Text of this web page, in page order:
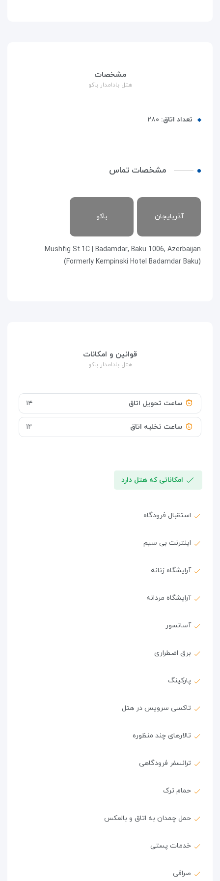
مشخصات
هتل بادامدار باکو
تعداد اتاق: ۲۸۰
مشخصات تماس
آذربایجان باکو
Mushfig St.1C | Badamdar, Baku 1006, Azerbaijan
(Formerly Kempinski Hotel Badamdar Baku)
قوانین و امکانات
هتل بادامدار باکو
ساعت تحویل اتاق ۱۴
ساعت تخلیه اتاق ۱۲
امکاناتی که هتل دارد
استقبال فرودگاه
اینترنت بی سیم
آرایشگاه زنانه
آرایشگاه مردانه
آسانسور
برق اضطراری
پارکینگ
تاکسی سرویس در هتل
تالارهای چند منظوره
ترانسفر فرودگاهی
حمام ترک
حمل چمدان به اتاق و بالعکس
خدمات پستی
صرافی